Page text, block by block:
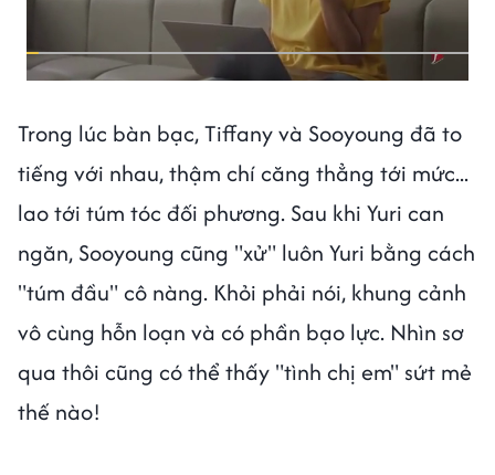
Trong lúc bàn bạc, Tiffany và Sooyoung đã to
tiếng với nhau, thậm chí căng thẳng tới mức...
lao tới túm tóc đối phương. Sau khi Yuri can
ngăn, Sooyoung cũng "xử" luôn Yuri bằng cách
"túm đầu" cô nàng. Khỏi phải nói, khung cảnh
vô cùng hỗn loạn và có phần bạo lực. Nhìn sơ
qua thôi cũng có thể thấy "tình chị em" sứt mẻ
thế nào!